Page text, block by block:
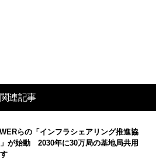
関連記事
らの「インフラシェアリング推進協
が始動 2030年に30万局の基地局共用